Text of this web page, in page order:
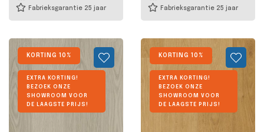
Fabrieksgarantie 25 jaar Fabrieksgarantie 25 jaar
KORTING 10%
EXTRA KORTING!
BEZOEK ONZE
SHOWROOM VOOR
DE LAAGSTE PRIJS!
KORTING 10%
EXTRA KORTING!
BEZOEK ONZE
SHOWROOM VOOR
DE LAAGSTE PRIJS!